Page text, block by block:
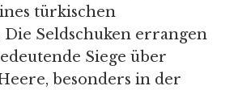
türkischen
Die Seldschuken errangen
Siege über
besonders in der